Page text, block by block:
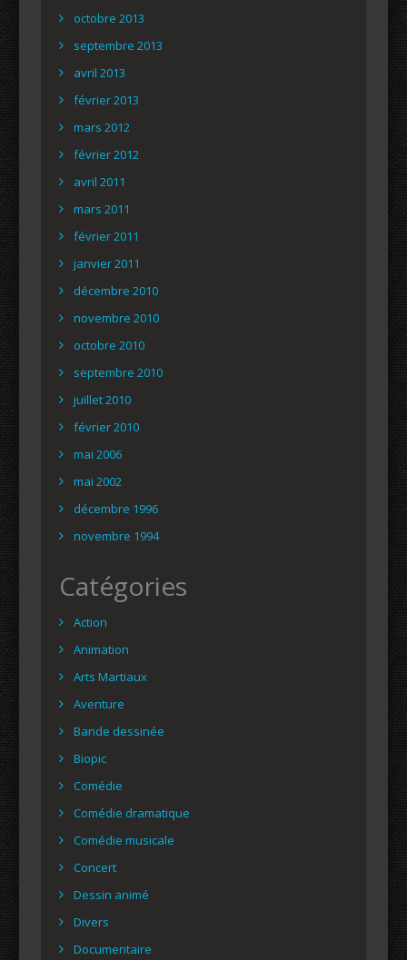
octobre 2013
septembre 2013
avril 2013
février 2013
mars 2012
février 2012
avril 2011
mars 2011
février 2011
janvier 2011
décembre 2010
novembre 2010
octobre 2010
septembre 2010
juillet 2010
février 2010
mai 2006
mai 2002
décembre 1996
novembre 1994
Catégories
Action
Animation
Arts Martiaux
Aventure
Bande dessinée
Biopic
Comédie
Comédie dramatique
Comédie musicale
Concert
Dessin animé
Divers
Documentaire